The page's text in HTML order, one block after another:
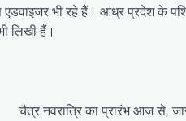
भी रहे हैं। आंध्र प्रदेश के
लिखी हैं।
चैत्र नवरात्रि का प्रारंभ आज से,